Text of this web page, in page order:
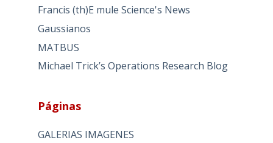
Francis (th)E mule Science's News
Gaussianos
MATBUS
Michael Trick’s Operations Research Blog
Páginas
GALERIAS IMAGENES